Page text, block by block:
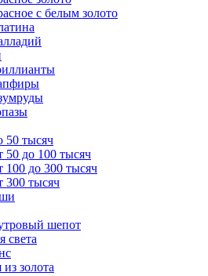
с белым золото
50 тысяч
50 до 100 тысяч
100 до 300 тысяч
300 тысяч
шепот
света
золота